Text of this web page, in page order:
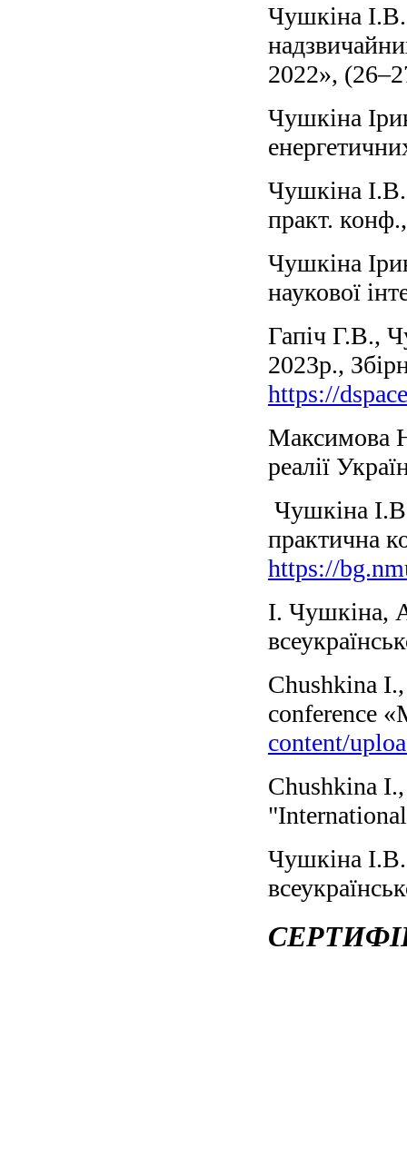
Чушкіна
2022»,
Чушкіна
Чушкіна
практ.
Чушкіна
наукової
Гапіч Г.В.,
2023р.,
https://
Максимова
реалії
Чушкіна
практична
https://
І. Чушкіна,
Chushkina
conference
content/
Chushkina
Чушкіна